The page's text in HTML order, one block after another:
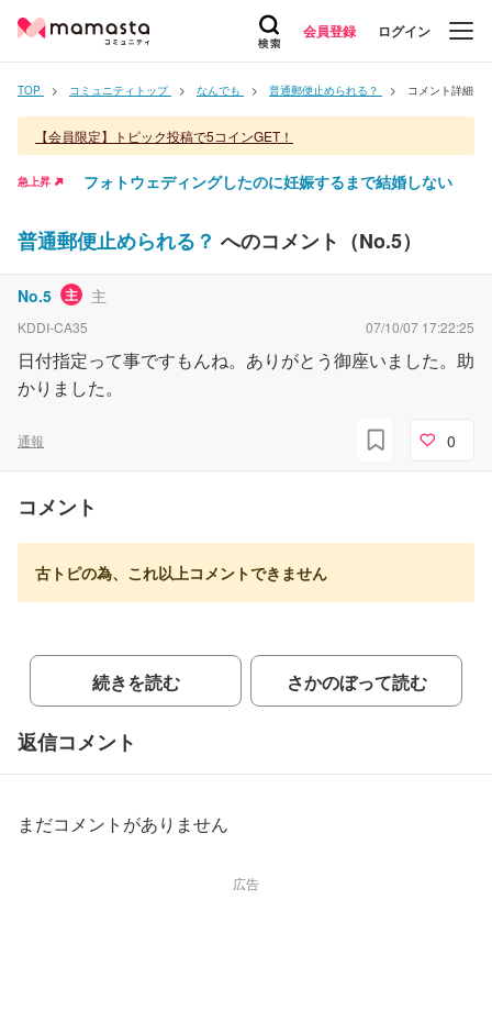
会員登録 ログイン
TOP コミュニティトップ なんでも 普通郵便止められる？ コメント詳細
【会員限定】トピック投稿で5コインGET！
急上昇 フォトウェディングしたのに妊娠するまで結婚しない
普通郵便止められる？ へのコメント（No.5）
No.5 主 主
KDDI-CA35 07/10/07 17:22:25
日付指定って事ですもんね。ありがとう御座いました。助
かりました。
通報 0
コメント
古トピの為、これ以上コメントできません
続きを読む さかのぼって読む
返信コメント
まだコメントがありません
広告